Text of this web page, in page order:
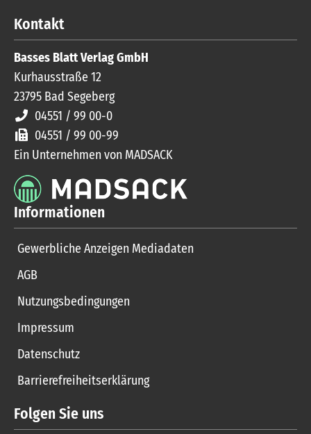
Kontakt
Basses Blatt Verlag GmbH
Kurhausstraße 12
23795 Bad Segeberg
04551 / 99 00-0
04551 / 99 00-99
Ein Unternehmen von MADSACK
Informationen
Gewerbliche Anzeigen Mediadaten
AGB
Nutzungsbedingungen
Impressum
Datenschutz
Barrierefreiheitserklärung
Folgen Sie uns